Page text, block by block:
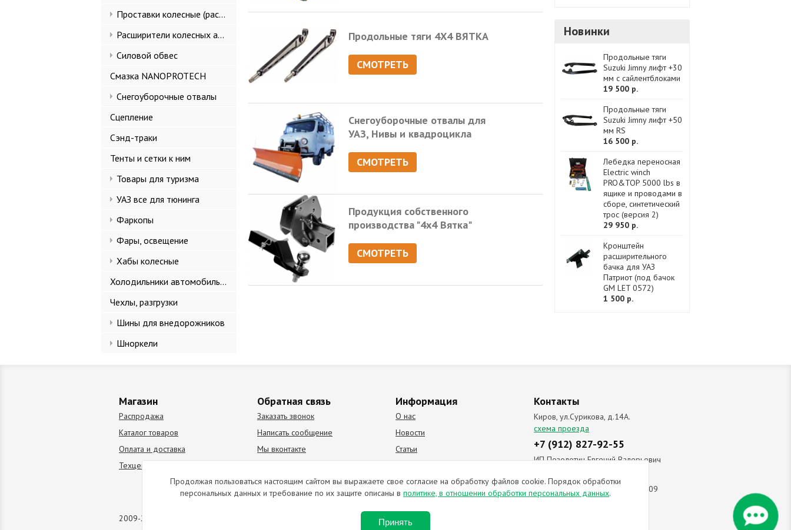
Проставки колесные (расширители колеи)
Расширители колесных арок и брызговики
Силовой обвес
Смазка NANOPROTECH
Снегоуборочные отвалы
Сцепление
Сэнд-траки
Тенты и сетки к ним
Товары для туризма
УАЗ все для тюнинга
Фаркопы
Фары, освещение
Хабы колесные
Холодильники автомобильные
Чехлы, разгрузки
Шины для внедорожников
Шноркели
Продольные тяги 4Х4 ВЯТКА
СМОТРЕТЬ
Снегоуборочные отвалы для
УАЗ, Нивы и квадроцикла
СМОТРЕТЬ
Продукция собственного
производства "4х4 Вятка"
СМОТРЕТЬ
Новинки
Продольные тяги
Suzuki Jimny лифт +30
мм с сайлентблоками
19 500 р.
Продольные тяги
Suzuki Jimny лифт +50
мм RS
16 500 р.
Лебедка переносная
Electric winch
PRO&TOP 5000 lbs в
ящике и проводами в
сборе, синтетический
трос (версия 2)
29 950 р.
Кронштейн
расширительного
бачка для УАЗ
Патриот (под бачок
GM LET 0572)
1 500 р.
Магазин
Распродажа
Каталог товаров
Оплата и доставка
Техцентр
Обратная связь
Заказать звонок
Написать сообщение
Мы вконтакте
Информация
О нас
Новости
Статьи
Контакты
Киров, ул.Сурикова, д.14А.
схема проезда
+7 (912) 827-92-55
ИП Позолотин Евгений Валерьевич
ИНН 434537218055 / ОГРН ИП
309434505600123 от 25.02.2009
2009-2026 © Все права защищены. Копирование материалов запрещено. Отправляя любую форму на сайте, вы соглашаетесь с
Продолжая пользоваться настоящим сайтом вы выражаете свое согласие на обработку файлов cookie. Порядок обработки
персональных данных и требование по их защите описаны в политике, в отношении обработки персональных данных.
Принять